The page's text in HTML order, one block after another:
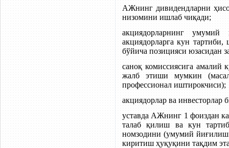
АЖнинг дивидендларни
низомини ишлаб чиқади;
акциядорларнинг
акциядорларга кун
бўйича позицияси юзасидан
саноқ комиссиясига амалий
жалб этиши мумкин
профессионал иштирокчиси);
акциядорлар ва инвесторлар
уставда АЖнинг 1 фоиздан
талаб қилиш ва кун
номзодини (умумий йиғилиш
киритиш ҳуқуқини тақдим